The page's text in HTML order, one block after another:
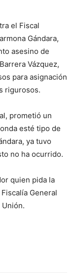
el Fiscal
Gándara,
asesino de
Vázquez,
para asignación
rigurosos.
prometió un
esté tipo de
ya tuvo
no ha ocurrido.
quien pida la
General